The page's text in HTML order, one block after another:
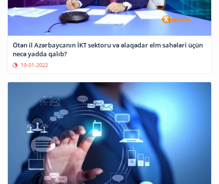
Ötən il Azərbaycanın İKT sektoru və əlaqədar elm sahələri üçün
necə yadda qalıb?
19-01-2022